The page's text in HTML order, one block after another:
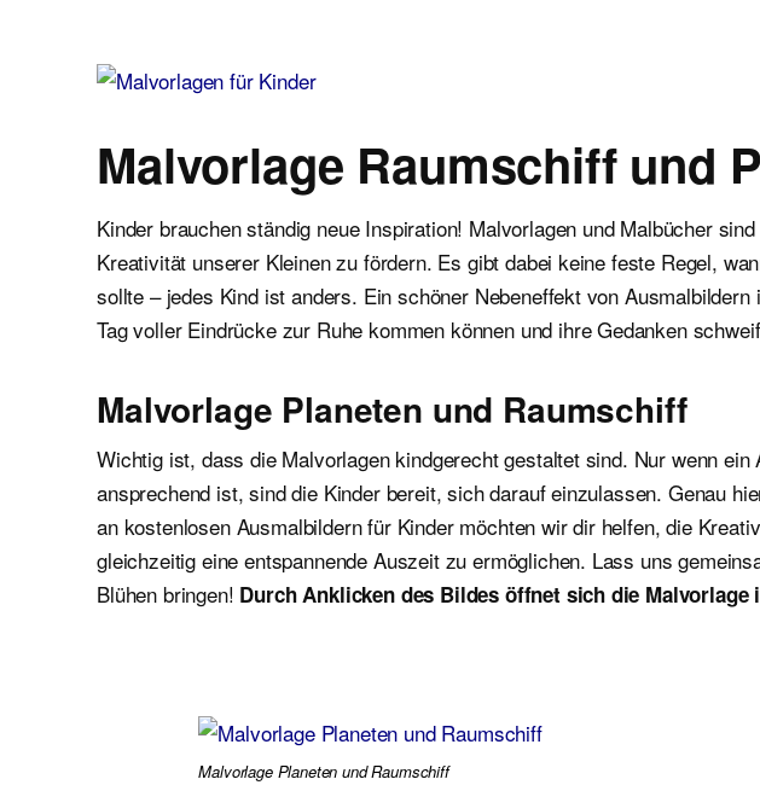
Malvorlage Raumschiff und
Kinder brauchen ständig neue Inspiration! Malvorlagen und Malbücher
Kreativität unserer Kleinen zu fördern. Es gibt dabei keine feste Regel,
sollte – jedes Kind ist anders. Ein schöner Nebeneffekt von
Tag voller Eindrücke zur Ruhe kommen können und ihre Gedanken
Malvorlage Planeten und Raumschiff
Wichtig ist, dass die Malvorlagen kindgerecht gestaltet sind. Nur wenn
ansprechend ist, sind die Kinder bereit, sich darauf einzulassen. Genau
an kostenlosen Ausmalbildern für Kinder möchten wir dir helfen, die
gleichzeitig eine entspannende Auszeit zu ermöglichen. Lass uns
Blühen bringen! Durch Anklicken des Bildes öffnet sich die Malvorlage
Malvorlage Planeten und Raumschiff